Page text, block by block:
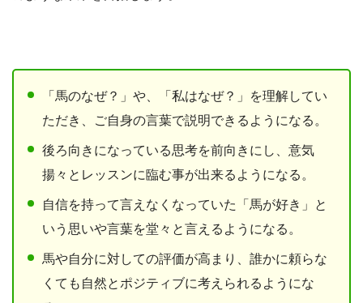
「馬のなぜ？」や、「私はなぜ？」を理解してい
ただき、ご自身の言葉で説明できるようになる。
後ろ向きになっている思考を前向きにし、意気
揚々とレッスンに臨む事が出来るようになる。
自信を持って言えなくなっていた「馬が好き」と
いう思いや言葉を堂々と言えるようになる。
馬や自分に対しての評価が高まり、誰かに頼らな
くても自然とポジティブに考えられるようにな